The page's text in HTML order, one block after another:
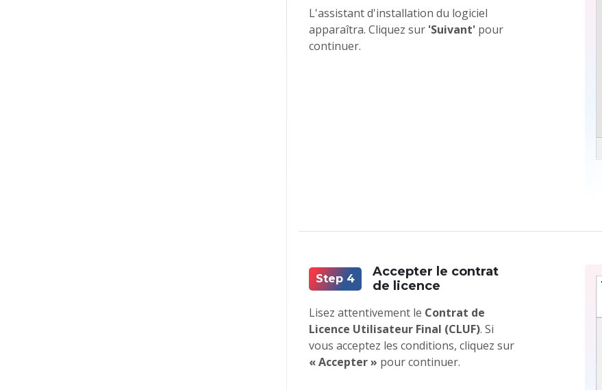
L'assistant d'installation du logiciel
apparaîtra. Cliquez sur 'Suivant' pour
continuer.
Step 4
Accepter le contrat
de licence
Lisez attentivement le Contrat de
Licence Utilisateur Final (CLUF). Si
vous acceptez les conditions, cliquez sur
« Accepter » pour continuer.